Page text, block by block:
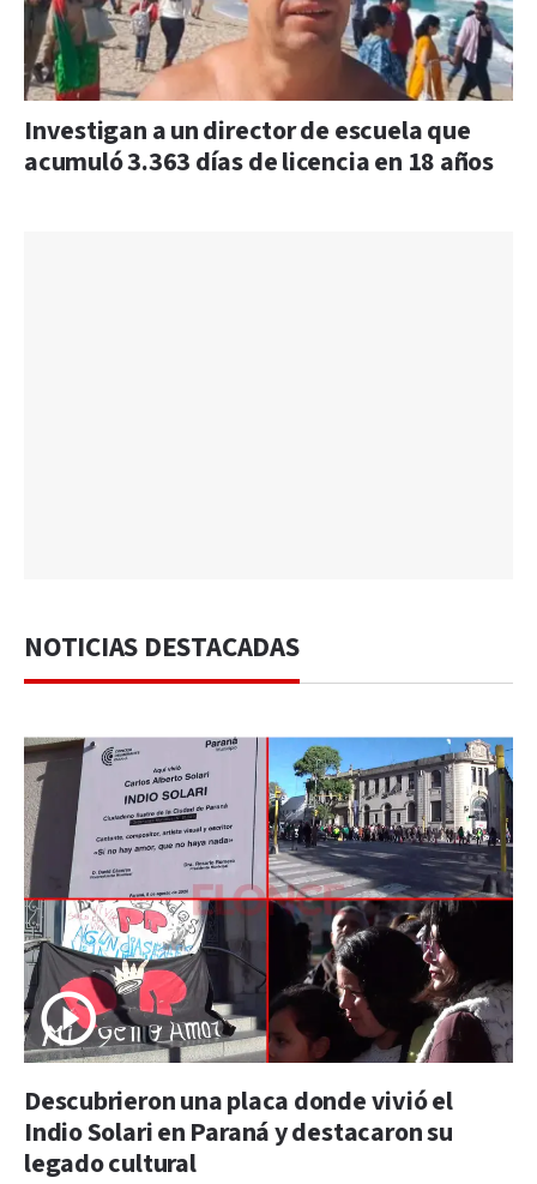
Investigan a un director de escuela que
acumuló 3.363 días de licencia en 18 años
NOTICIAS DESTACADAS
Descubrieron una placa donde vivió el
Indio Solari en Paraná y destacaron su
legado cultural